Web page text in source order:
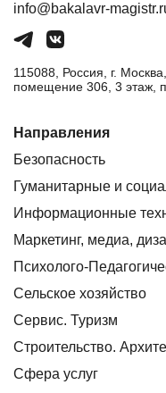
info@bakalavr-
115088, Россия, г.
помещение 306, 3 этаж,
Направления
Безопасность
Гуманитарные и
Информационные
Маркетинг, медиа,
Психолого-
Сельское хозяйство
Сервис. Туризм
Строительство.
Сфера услуг